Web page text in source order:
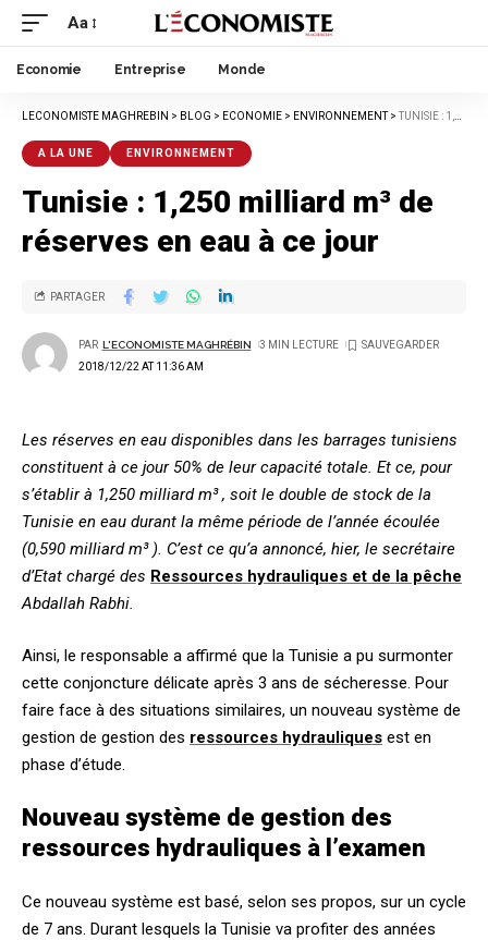
Aa
Economie Entreprise Monde
LECONOMISTE MAGHREBIN > BLOG > ECONOMIE > ENVIRONNEMENT>TUNISIE : 1,250 MILLIARD M³ DE RÉSERVES EN EAU À CE JOUR
A LA UNE ENVIRONNEMENT
Tunisie : 1,250 milliard m³ de
réserves en eau à ce jour
2018/12/22 AT 11:36 AM
PAR L'ECONOMISTE MAGHRÉBIN 3 MIN LECTURE
PARTAGER
Les réserves en eau disponibles dans les barrages tunisiens
constituent à ce jour 50% de leur capacité totale. Et ce, pour
s’établir à 1,250 milliard m³ , soit le double de stock de la
Tunisie en eau durant la même période de l’année écoulée
(0,590 milliard m³ ). C’est ce qu’a annoncé, hier, le secrétaire
d’Etat chargé des Ressources hydrauliques et de la pêche
Abdallah Rabhi.
Ainsi, le responsable a affirmé que la Tunisie a pu surmonter
cette conjoncture délicate après 3 ans de sécheresse. Pour
faire face à des situations similaires, un nouveau système de
gestion de gestion des ressources hydrauliques est en
phase d’étude.
Nouveau système de gestion des
ressources hydrauliques à l’examen
Ce nouveau système est basé, selon ses propos, sur un cycle
de 7 ans. Durant lesquels la Tunisie va profiter des années